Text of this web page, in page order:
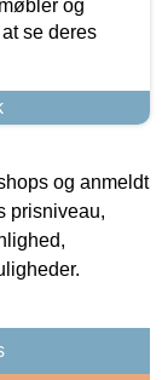
og
se deres
og anmeldt
prisniveau,